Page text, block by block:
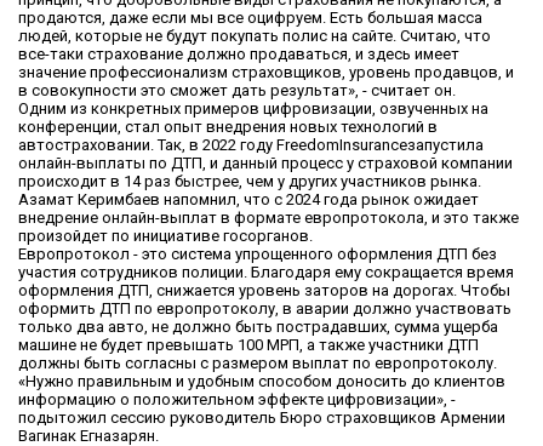
продаются, даже если мы все оцифруем. Есть большая масса
людей, которые не будут покупать полис на сайте. Считаю, что
все-таки страхование должно продаваться, и здесь имеет
значение профессионализм страховщиков, уровень продавцов, и
в совокупности это сможет дать результат», - считает он.
Одним из конкретных примеров цифровизации, озвученных на
конференции, стал опыт внедрения новых технологий в
автостраховании. Так, в 2022 году FreedomInsuranceзапустила
онлайн-выплаты по ДТП, и данный процесс у страховой компании
происходит в 14 раз быстрее, чем у других участников рынка.
Азамат Керимбаев напомнил, что с 2024 года рынок ожидает
внедрение онлайн-выплат в формате европротокола, и это также
произойдет по инициативе госорганов.
Европротокол - это система упрощенного оформления ДТП без
участия сотрудников полиции. Благодаря ему сокращается время
оформления ДТП, снижается уровень заторов на дорогах. Чтобы
оформить ДТП по европротоколу, в аварии должно участвовать
только два авто, не должно быть пострадавших, сумма ущерба
машине не будет превышать 100 МРП, а также участники ДТП
должны быть согласны с размером выплат по европротоколу.
«Нужно правильным и удобным способом доносить до клиентов
информацию о положительном эффекте цифровизации», -
подытожил сессию руководитель Бюро страховщиков Армении
Вагинак Егназарян.